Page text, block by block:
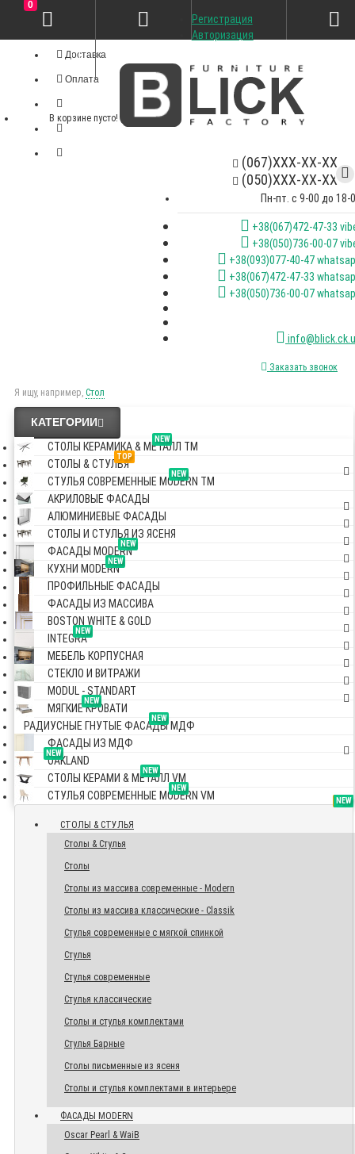
Доставка
Оплата
(067)XXX-XX-XX
(050)XXX-XX-XX
Пн-пт. с 9-00 до 18-
+38(067)472-47-33
+38(050)736-00-07
+38(093)077-40-47
+38(067)472-47-33
+38(050)736-00-07
Заказать звонок
Я ищу, например, Стол
Регистрация
Авторизация
0
В корзине пусто!
КАТЕГОРИИ
NEW
СТОЛЫ КЕРАМИКА & МЕТАЛЛ TM
TOP
СТОЛЫ & СТУЛЬЯ
NEW
СТУЛЬЯ СОВРЕМЕННЫЕ MODERN TM
АКРИЛОВЫЕ ФАСАДЫ
АЛЮМИНИЕВЫЕ ФАСАДЫ
СТОЛЫ И СТУЛЬЯ ИЗ ЯСЕНЯ
NEW
ФАСАДЫ MODERN
NEW
КУХНИ MODERN
ПРОФИЛЬНЫЕ ФАСАДЫ
ФАСАДЫ ИЗ МАССИВА
BOSTON WHITE & GOLD
NEW
INTEGRA
МЕБЕЛЬ КОРПУСНАЯ
СТЕКЛО И ВИТРАЖИ
MODUL - STANDART
NEW
МЯГКИЕ КРОВАТИ
NEW
РАДИУСНЫЕ ГНУТЫЕ ФАСАДЫ МДФ
ФАСАДЫ ИЗ МДФ
NEW
OAKLAND
NEW
СТОЛЫ КЕРАМИ & МЕТАЛЛ VM
NEW
СТУЛЬЯ СОВРЕМЕННЫЕ MODERN VM TOP
СТОЛЫ & СТУЛЬЯ
Столы & Стулья
Столы
Столы из массива современные - Modern
Столы из массива классические - Classik
Стулья современные с мягкой спинкой
Стулья
Стулья современные
Стулья классические
Столы и стулья комплектами
Стулья Барные
Столы письменные из ясеня
Столы и стулья комплектами в интерьере
NEW
ФАСАДЫ MODERN
Oscar Pearl & WaiB
NEW
NEW